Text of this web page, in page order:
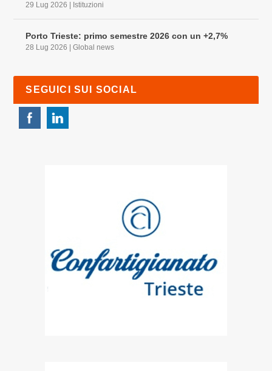
29 Lug 2026 Istituzioni
Porto Trieste: primo semestre 2026 con un +2,7%
28 Lug 2026 |Global news
SEGUICI SUI SOCIAL